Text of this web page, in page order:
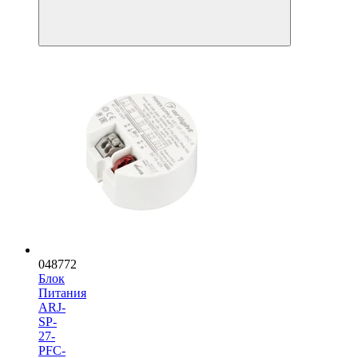
048772
Блок
Питания
ARJ-
SP-
27-
PFC-